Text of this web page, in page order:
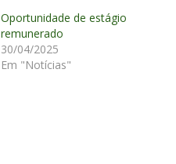
Oportunidade de estágio
remunerado
30/04/2025
Em "Notícias"